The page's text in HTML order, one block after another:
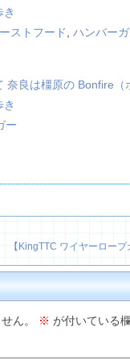
ストフード, ハンバー
奈良は橿原の Bonfire（
ー
【 KingTTC ワイヤーロー
ん。 ※ が付いている